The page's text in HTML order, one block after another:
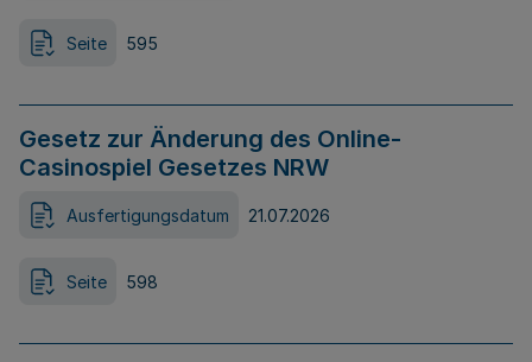
Seite 595
Gesetz zur Änderung des Online-
Casinospiel Gesetzes NRW
Ausfertigungsdatum 21.07.2026
Seite 598